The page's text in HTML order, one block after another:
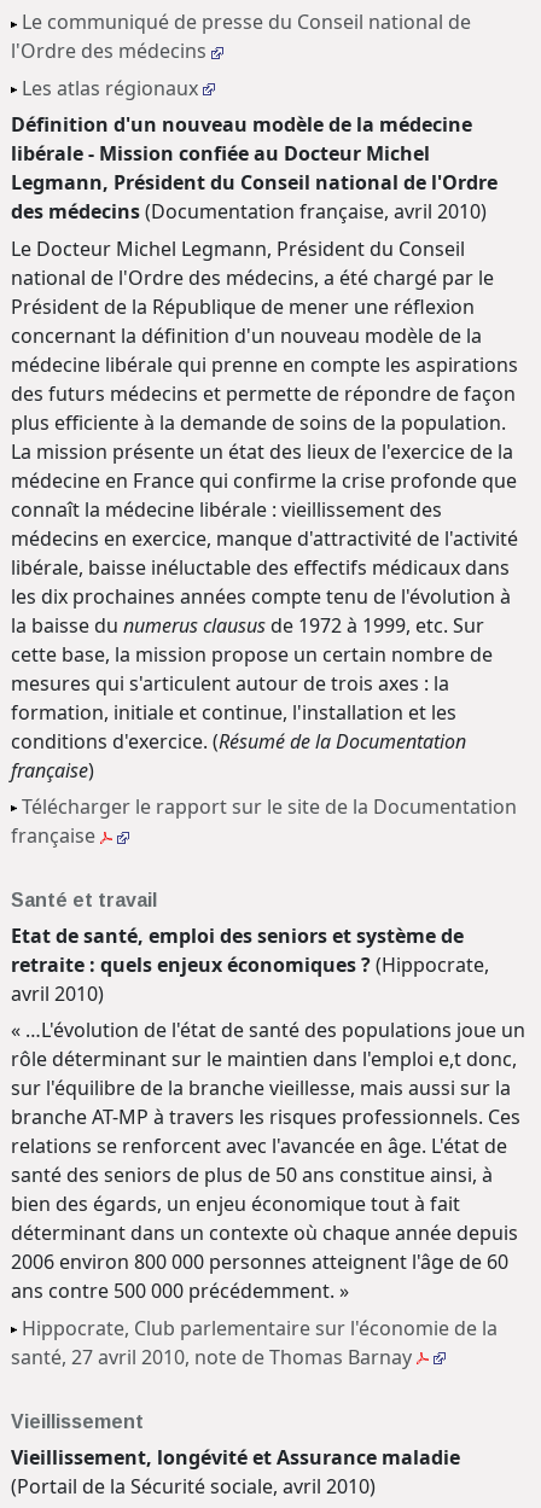
Le communiqué de presse du Conseil national de
l'Ordre des médecins
Les atlas régionaux
Définition d'un nouveau modèle de la médecine
libérale - Mission confiée au Docteur Michel
Legmann, Président du Conseil national de l'Ordre
des médecins(Documentation française, avril 2010)
Le Docteur Michel Legmann, Président du Conseil
national de l'Ordre des médecins, a été chargé par le
Président de la République de mener une réflexion
concernant la définition d'un nouveau modèle de la
médecine libérale qui prenne en compte les aspirations
des futurs médecins et permette de répondre de façon
plus efficiente à la demande de soins de la population.
La mission présente un état des lieux de l'exercice de la
médecine en France qui confirme la crise profonde que
connaît la médecine libérale : vieillissement des
médecins en exercice, manque d'attractivité de l'activité
libérale, baisse inéluctable des effectifs médicaux dans
les dix prochaines années compte tenu de l'évolution à
la baisse du numerus claususde 1972 à 1999, etc. Sur
cette base, la mission propose un certain nombre de
mesures qui s'articulent autour de trois axes : la
formation, initiale et continue, l'installation et les
conditions d'exercice. (Résumé de la Documentation
française)
Télécharger le rapport sur le site de la Documentation
française
Santé et travail
Etat de santé, emploi des seniors et système de
retraite : quels enjeux économiques ?(Hippocrate,
avril 2010)
« …L'évolution de l'état de santé des populations joue un
rôle déterminant sur le maintien dans l'emploi e,t donc,
sur l'équilibre de la branche vieillesse, mais aussi sur la
branche AT-MP à travers les risques professionnels. Ces
relations se renforcent avec l'avancée en âge. L'état de
santé des seniors de plus de 50 ans constitue ainsi, à
bien des égards, un enjeu économique tout à fait
déterminant dans un contexte où chaque année depuis
2006 environ 800 000 personnes atteignent l'âge de 60
ans contre 500 000 précédemment. »
Hippocrate, Club parlementaire sur l'économie de la
santé, 27 avril 2010, note de Thomas Barnay
Vieillissement
Vieillissement, longévité et Assurance maladie
(Portail de la Sécurité sociale, avril 2010)